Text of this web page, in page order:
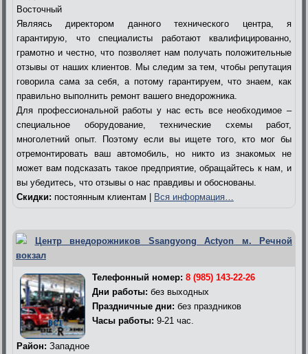
Восточный
Являясь директором данного технического центра, я
гарантирую, что специалисты работают квалифицированно,
грамотно и честно, что позволяет нам получать положительные
отзывы от наших клиентов. Мы следим за тем, чтобы репутация
говорила сама за себя, а потому гарантируем, что знаем, как
правильно выполнить ремонт вашего внедорожника.
Для профессиональной работы у нас есть все необходимое –
специальное оборудование, технические схемы работ,
многолетний опыт. Поэтому если вы ищете того, кто мог бы
отремонтировать ваш автомобиль, но никто из знакомых не
может вам подсказать такое предприятие, обращайтесь к нам, и
вы убедитесь, что отзывы о нас правдивы и обоснованы.
Скидки: постоянным клиентам | Вся информация…
Центр внедорожников Ssangyong Actyon м. Речной
вокзал
Телефонный номер: 8 (985) 143-22-26
Дни работы: без выходных
Праздничные дни: без праздников
Часы работы: 9-21 час.
Район: Западное